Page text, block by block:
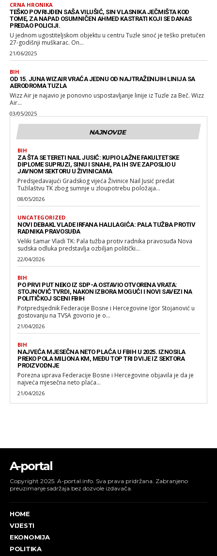
CRNA HRONIKA
TEŠKO POVRIJĐEN SAŠA VILUŠIĆ, SIN VLASNIKA JEČMIŠTA KOD
TOME, ZA NAPAD OSUMNIČEN AHMED KASTRATI KOJI SE DANAS
PREDAO POLICIJI.
U jednom ugostiteljskom objektu u centru Tuzle sinoć je teško pretučen
27-godišnji muškarac. On...
21/06/2025
BIH
OD 15. JUNA WIZAIR VRAĆA JEDNU OD NAJTRAŽENIJIH LINIJA SA
AERODROMA TUZLA
Wizz Air je najavio je ponovno uspostavljanje linije iz Tuzle za Beč. Wizz
Air...
03/05/2025
NAJNOVIJE
BIH
ZA ŠTA SE TERETI NAIL JUSIĆ: KUPIO LAŽNE FAKULTETSKE
DIPLOME SUPRUZI, SINU I SNAHI, PA IH SVE ZAPOSLIO U
JAVNOM SEKTORU U ŽIVINICAMA
Predsjedavajući Gradskog vijeća Živinice Nail Jusić predat
Tužilaštvu TK zbog sumnje u zloupotrebu položaja...
08/05/2026
UNCATEGORIZED
NOVI DEBAKL VLADE IRFANA HALILAGIĆA: PALA TUŽBA PROTIV
RADNIKA PRAVOSUĐA
Veliki šamar Vladi TK: Pala tužba protiv radnika pravosuđa Nova
sudska odluka predstavlja ozbiljan politički...
22/04/2026
BIH
PO PRVI PUT NEKO IZ SDP-A OSTAVIO OTVORENA VRATA:
STOJNOVIĆ TVRDI, NAKON IZBORA MOGUĆI I NOVI SAVEZI NA
POLITIČKOJ SCENI FBIH
Potpredsjednik Federacije Bosne i Hercegovine Igor Stojanović u
gostovanju na TVSA govorio je o...
21/04/2026
BIH
NAJVEĆA MJESEČNA NETO PLAĆA U FBIH U 2025. IZNOSILA
PREKO POLA MILIONA KM, MEĐU TOP TRI DVIJE IZ SEKTORA
PROIZVODNJE
Porezna uprava Federacije Bosne i Hercegovine objavila je da je
najveća mjesečna neto plaća...
21/04/2026
A-portal
Copyright 2025. A-portal.info. Sva prava pridržana. Zabranjeno
preuzimanje sadržaja bez dozvole izdavača.
HOME
VIJESTI
EKONOMIJA
POLITIKA